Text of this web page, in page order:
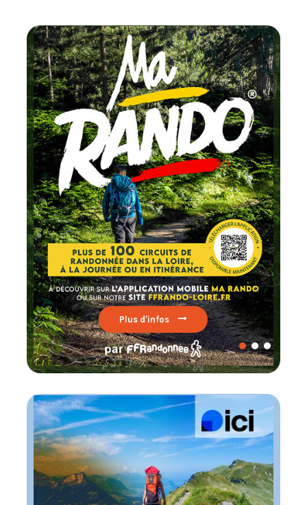
Chaque mois
testez un circuit labellisé
FFRandonnée
Lire par ici